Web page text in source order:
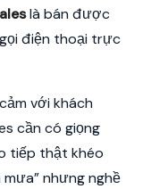
là bán được
điện thoại trực
với khách
cần có giọng
tiếp thật khéo
mưa” nhưng nghề